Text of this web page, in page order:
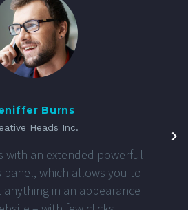
Burns
Heads Inc.
with an extended powerful
which allows you to
in an appearance